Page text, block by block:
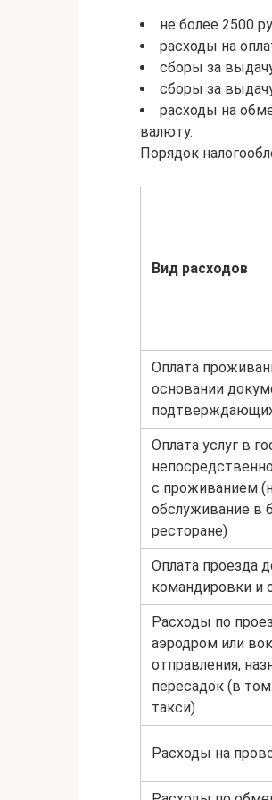
не более 2500
расходы на
сборы за
сборы за
расходы на
валюту.
Порядок
Вид расходов
Оплата
основании
Оплата услуг в
с проживанием
обслуживание в
ресторане)
Оплата проезда
командировки и
Расходы по
аэродром или
отправления,
пересадок (в
такси)
Расходы на